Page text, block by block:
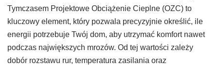
Tymczasem Projektowe Obciążenie Cieplne (OZC) to
kluczowy element, który pozwala precyzyjnie określić, ile
energii potrzebuje Twój dom, aby utrzymać komfort nawet
podczas największych mrozów. Od tej wartości zależy
dobór rozstawu rur, temperatura zasilania oraz